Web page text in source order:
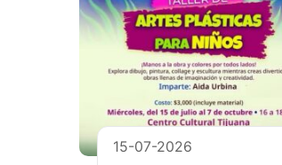
15-07-2026